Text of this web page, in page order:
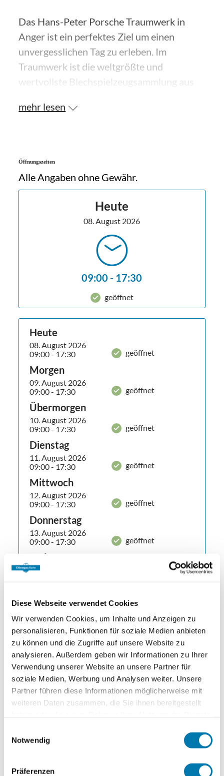
Diese Webseite verwendet Cookies
Wir verwenden Cookies, um Inhalte und Anzeigen zu
personalisieren, Funktionen für soziale Medien anbieten
zu können und die Zugriffe auf unsere Website zu
analysieren. Außerdem geben wir Informationen zu Ihrer
Verwendung unserer Website an unsere Partner für
soziale Medien, Werbung und Analysen weiter. Unsere
Partner führen diese Informationen möglicherweise mit
weiteren Daten zusammen, die Sie ihnen bereitgestellt
Notwendig
Präferenzen
Das Hans-Peter Porsche Traumwerk in
Anger ist ein perfektes Ziel um einen
unvergesslichen Tag zu erleben. Im
Traumwerk ist die weltgrößte und
wertvollste Blechspielzeugsammlung aus
faszinierende Modellbahnwelt mit einer
Porsche, zu sehen.
Auf den Museumsbesucher wartet
außerdem ein Restaurant mit
Panoramaterrasse, eine Parkbahn und
Shop. Für die kleinen Besucher gibt es einen
Abenteuerspielplatz.
mehr lesen
Öffnungszeiten
Alle Angaben ohne Gewähr.
Heute
08. August 2026
09:00 - 17:30
geöffnet
Heute
08. August 2026
09:00 - 17:30
geöffnet
Morgen
09. August 2026
09:00 - 17:30
geöffnet
Übermorgen
10. August 2026
09:00 - 17:30
geöffnet
Dienstag
11. August 2026
09:00 - 17:30
geöffnet
Mittwoch
12. August 2026
09:00 - 17:30
geöffnet
Donnerstag
13. August 2026
09:00 - 17:30
geöffnet
Freitag
14. August 2026
Zusätzliche Öffnungstage im Sommer:
Sommerzeit ist Ausflugszeit. Deshalb
öffnet das Hans-Peter Porsche Traumwerk
in den Sommerferien zusätzlich an vier
Montagen seine Türen.